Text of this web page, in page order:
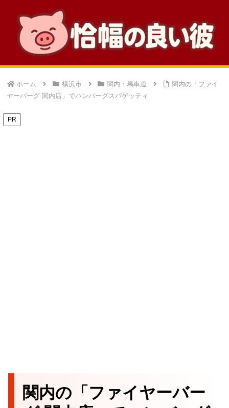
ホーム 横浜市 関内・馬車道
関内の「ファイ
ヤーバーグ 関内店」でハンバーグスパゲッティ
PR
関内の「ファイヤーバー